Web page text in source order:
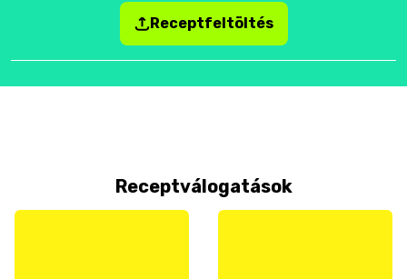
Receptfeltöltés
Receptválogatások